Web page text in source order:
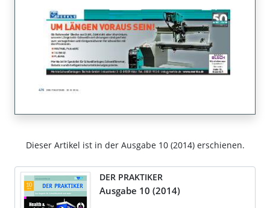
Dieser Artikel ist in der Ausgabe 10 (2014) erschienen.
DER PRAKTIKER
Ausgabe 10 (2014)